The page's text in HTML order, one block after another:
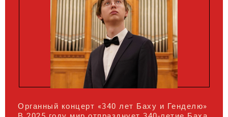
Органный концерт «340 лет Баху и Генделю»